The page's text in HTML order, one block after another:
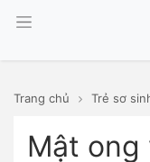
Trang chủ Trẻ sơ
Mật ong